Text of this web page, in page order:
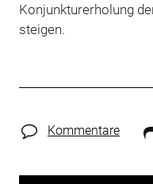
Konjunkturerholung
steigen.
Kommentare